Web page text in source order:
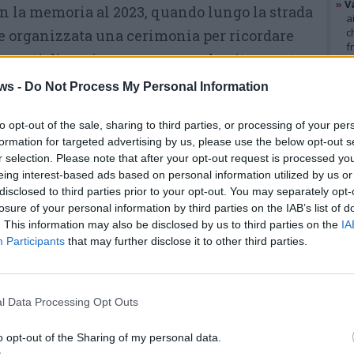
- Do Not Process My Personal Information
opt-out of the sale, sharing to third parties, or processing of your
for targeted advertising by us, please use the below opt-out
selection. Please note that after your opt-out request is processed
interest-based ads based on personal information utilized by us
to third parties prior to your opt-out. You may separately
of your personal information by third parties on the IAB’s list of
This information may also be disclosed by us to third parties on the
Participants that may further disclose it to other third parties.
Data Processing Opt Outs
opt-out of the Sharing of my personal data.
la memoria al 2023, quando lungo la strada
organizzata una cerimonia per ricordare
diversi, avevano perso la vita mentre
in bicicletta, travolte da automobilisti.
posizionata una“ghost bike” bianca,
strada,come segno di memoria e
cerimonia avevano partecipato anche
Porro, che si erano impegnati
un percorso ciclabile protetto. Da allora
comunicazioni ufficiali. Solo alcune
però insufficienti. Pensiamo sia
le due amministrazioni informino
lo stato di avanzamento e, soprattutto,
»